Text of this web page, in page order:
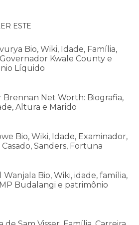
ESTE
Bio, Wiki, Idade, Família,
Governador Kwale County e
Líquido
Brennan Net Worth: Biografia,
Altura e Marido
Bio, Wiki, Idade, Examinador,
Sanders, Fortuna
Wanjala Bio, Wiki, idade, família,
Budalangi e patrimônio